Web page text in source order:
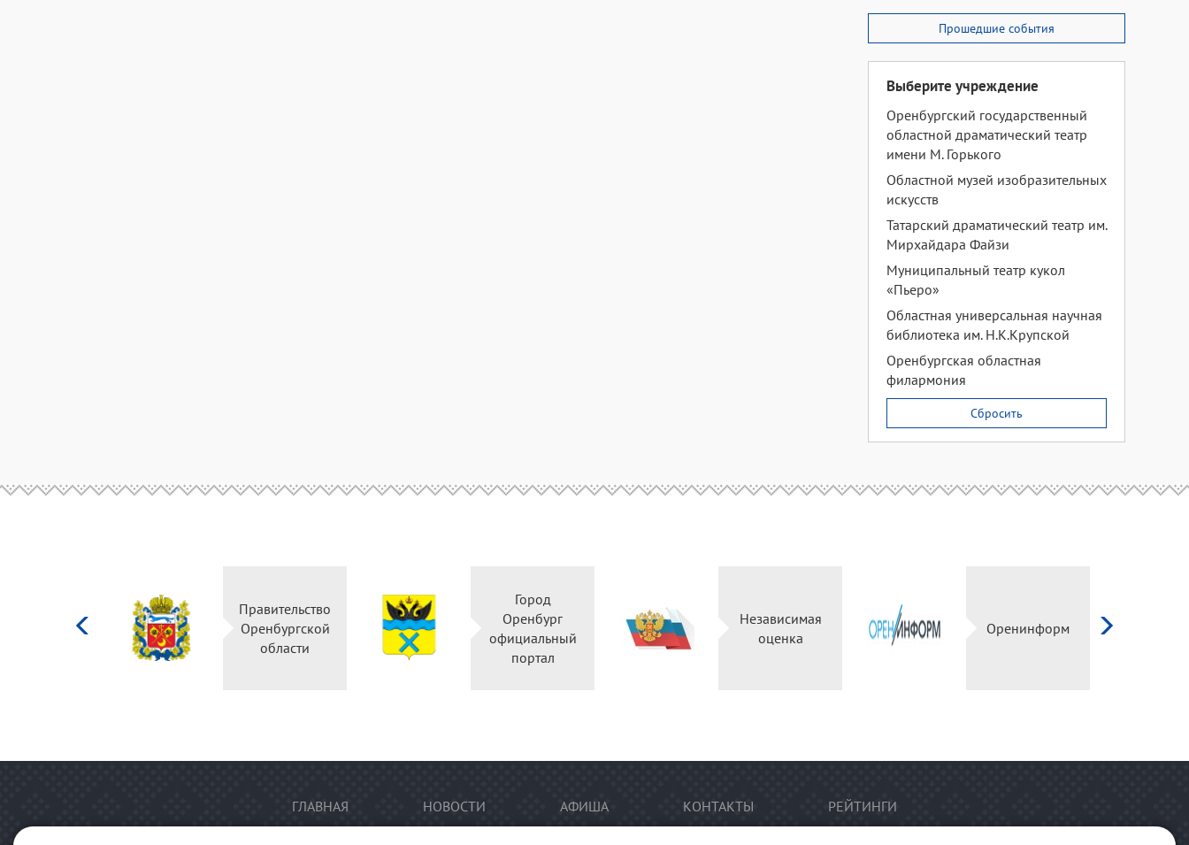
Прошедшие события
Выберите учреждение
Оренбургский государственный
областной драматический театр
имени М. Горького
Областной музей изобразительных
искусств
Татарский драматический театр им.
Мирхайдара Файзи
Муниципальный театр кукол
«Пьеро»
Областная универсальная научная
библиотека им. Н.К.Крупской
Оренбургская областная
филармония
Сбросить
Правительство
Оренбургской
области
Город
Оренбург
официальный
портал
Независимая
оценка
Оренинформ
ГЛАВНАЯ НОВОСТИ АФИША КОНТАКТЫ РЕЙТИНГИ